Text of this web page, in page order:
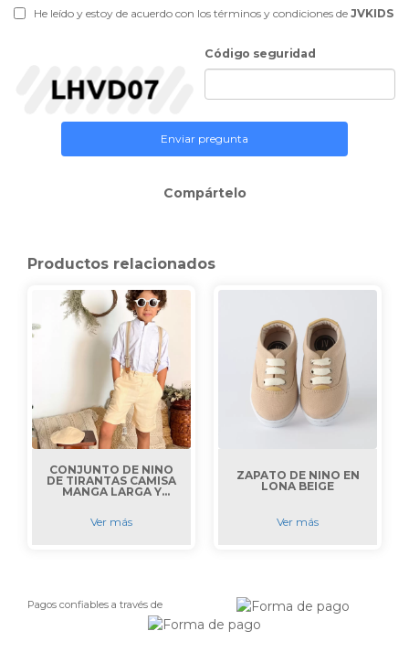
He leído y estoy de acuerdo con los términos y condiciones de JVKIDS
Código seguridad
Enviar pregunta
Compártelo
Productos relacionados
CONJUNTO DE NIÑO
DE TIRANTAS CAMISA
MANGA LARGA Y
Ver más
ZAPATO DE NIÑO EN
LONA BEIGE
Ver más
Pagos confiables a través de